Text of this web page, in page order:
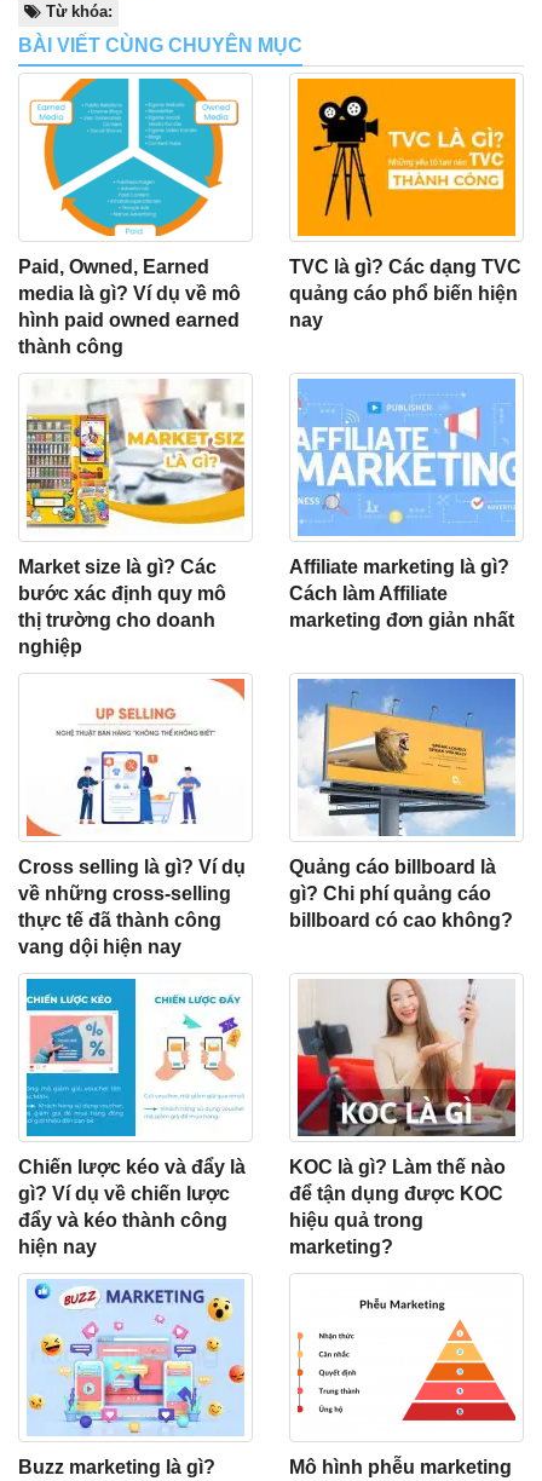
Từ khóa:
BÀI VIẾT CÙNG CHUYÊN MỤC
Paid, Owned, Earned
media là gì? Ví dụ về mô
hình paid owned earned
thành công
TVC là gì? Các dạng TVC
quảng cáo phổ biến hiện
nay
Market size là gì? Các
bước xác định quy mô
thị trường cho doanh
nghiệp
Affiliate marketing là gì?
Cách làm Affiliate
marketing đơn giản nhất
Cross selling là gì? Ví dụ
về những cross-selling
thực tế đã thành công
vang dội hiện nay
Quảng cáo billboard là
gì? Chi phí quảng cáo
billboard có cao không?
Chiến lược kéo và đẩy là
gì? Ví dụ về chiến lược
đẩy và kéo thành công
hiện nay
KOC là gì? Làm thế nào
để tận dụng được KOC
hiệu quả trong
marketing?
Buzz marketing là gì?
Mô hình phễu marketing